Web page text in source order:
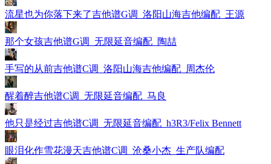
流星也为你落下来了吉他谱G调_洛阳山海吉他编配_王源
那个女孩吉他谱G调_无限延音编配_陶喆
手写的从前吉他谱C调_洛阳山海吉他编配_周杰伦
醒着醉吉他谱C调_无限延音编配_马良
他只是经过吉他谱C调_无限延音编配_h3R3/Felix Bennett
眼泪化作雪花漫天吉他谱C调_沧桑小杰_生产队编配